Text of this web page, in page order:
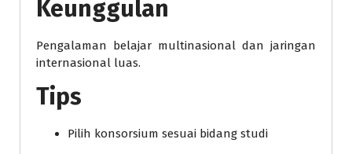
Keunggulan
Pengalaman belajar multinasional dan jaringan
internasional luas.
Tips
Pilih konsorsium sesuai bidang studi